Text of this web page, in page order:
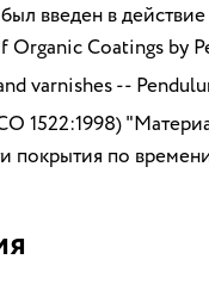
введен в
Coatings by
varnishes --
1522:1998)
покрытия по